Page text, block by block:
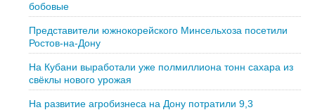
бобовые
Представители южнокорейского Минсельхоза посетили
Ростов-на-Дону
На Кубани выработали уже полмиллиона тонн сахара из
свёклы нового урожая
На развитие агробизнеса на Дону потратили 9,3